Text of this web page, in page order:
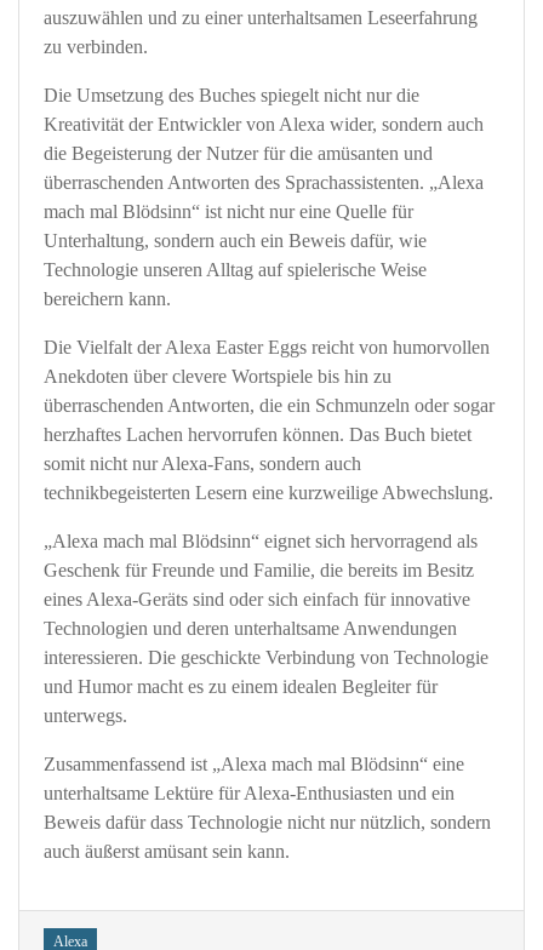
auszuwählen und zu einer unterhaltsamen Leseerfahrung
zu verbinden.
Die Umsetzung des Buches spiegelt nicht nur die
Kreativität der Entwickler von Alexa wider, sondern auch
die Begeisterung der Nutzer für die amüsanten und
überraschenden Antworten des Sprachassistenten. „Alexa
mach mal Blödsinn“ ist nicht nur eine Quelle für
Unterhaltung, sondern auch ein Beweis dafür, wie
Technologie unseren Alltag auf spielerische Weise
bereichern kann.
Die Vielfalt der Alexa Easter Eggs reicht von humorvollen
Anekdoten über clevere Wortspiele bis hin zu
überraschenden Antworten, die ein Schmunzeln oder sogar
herzhaftes Lachen hervorrufen können. Das Buch bietet
somit nicht nur Alexa-Fans, sondern auch
technikbegeisterten Lesern eine kurzweilige Abwechslung.
„Alexa mach mal Blödsinn“ eignet sich hervorragend als
Geschenk für Freunde und Familie, die bereits im Besitz
eines Alexa-Geräts sind oder sich einfach für innovative
Technologien und deren unterhaltsame Anwendungen
interessieren. Die geschickte Verbindung von Technologie
und Humor macht es zu einem idealen Begleiter für
unterwegs.
Zusammenfassend ist „Alexa mach mal Blödsinn“ eine
unterhaltsame Lektüre für Alexa-Enthusiasten und ein
Beweis dafür dass Technologie nicht nur nützlich, sondern
auch äußerst amüsant sein kann.
Tags
Alexa